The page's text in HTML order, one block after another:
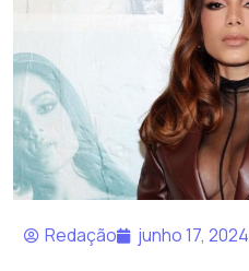
Redação junho 17, 2024